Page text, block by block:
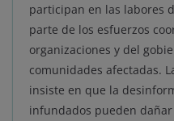
participan en las labores
parte de los esfuerzos
organizaciones y del
comunidades afectadas.
insiste en que la
infundados pueden